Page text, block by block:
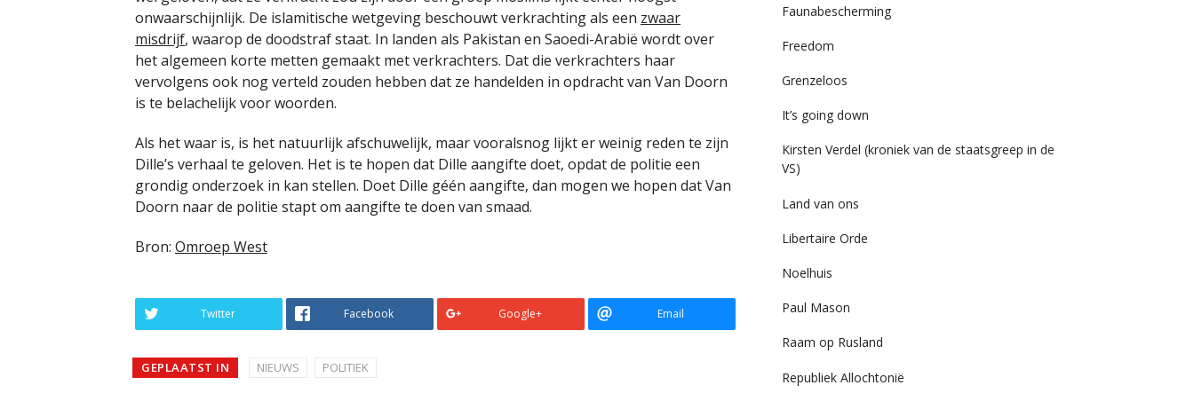
onwaarschijnlijk. De islamitische wetgeving beschouwt verkrachting als een zwaar
misdrijf, waarop de doodstraf staat. In landen als Pakistan en Saoedi-Arabië wordt over
het algemeen korte metten gemaakt met verkrachters. Dat die verkrachters haar
vervolgens ook nog verteld zouden hebben dat ze handelden in opdracht van Van Doorn
is te belachelijk voor woorden.
Als het waar is, is het natuurlijk afschuwelijk, maar vooralsnog lijkt er weinig reden te zijn
Dille’s verhaal te geloven. Het is te hopen dat Dille aangifte doet, opdat de politie een
grondig onderzoek in kan stellen. Doet Dille géén aangifte, dan mogen we hopen dat Van
Doorn naar de politie stapt om aangifte te doen van smaad.
Bron: Omroep West
Twitter Facebook Google+ Email
GEPLAATST IN NIEUWS POLITIEK
Faunabescherming
Freedom
Grenzeloos
It’s going down
Kirsten Verdel (kroniek van de staatsgreep in de
VS)
Land van ons
Libertaire Orde
Noelhuis
Paul Mason
Raam op Rusland
Republiek Allochtonië